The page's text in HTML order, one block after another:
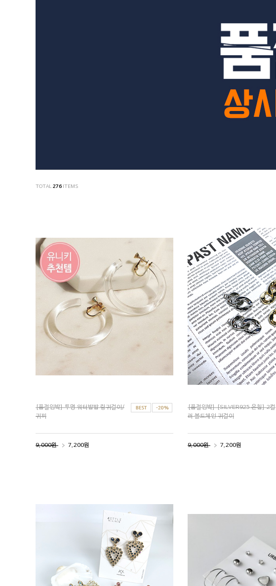
TOTAL276 ITEMS
[품절임박] 투명 워터밤밤 링귀걸이/
귀찌
9,000원 7,200원
[품절임박] [SILVER925 은침] 2컬
러 볼드체인 귀걸이
9,000원 7,200원